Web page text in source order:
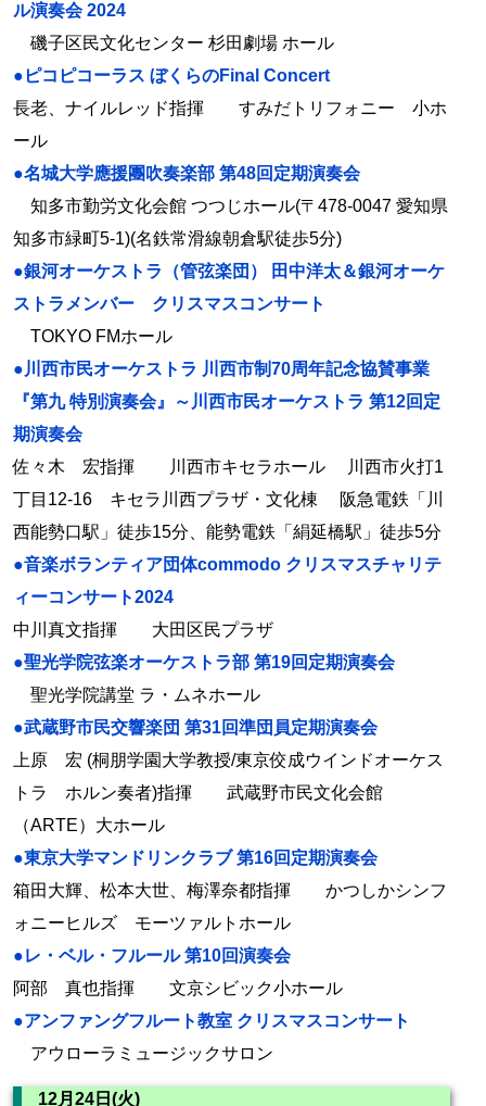
ル演奏会 2024
磯子区民文化センター 杉田劇場 ホール
●ピコピコーラス ぼくらのFinal Concert
長老、ナイルレッド指揮 すみだトリフォニー 小ホ
ール
●名城大学應援團吹奏楽部 第48回定期演奏会
知多市勤労文化会館 つつじホール(〒478-0047 愛知県
知多市緑町5-1)(名鉄常滑線朝倉駅徒歩5分)
●銀河オーケストラ（管弦楽団） 田中洋太＆銀河オーケ
ストラメンバー クリスマスコンサート
TOKYO FMホール
●川西市民オーケストラ 川西市制70周年記念協賛事業
『第九 特別演奏会』～川西市民オーケストラ 第12回定
期演奏会
佐々木 宏指揮 川西市キセラホール 川西市火打1
丁目12-16 キセラ川西プラザ・文化棟 阪急電鉄「川
西能勢口駅」徒歩15分、能勢電鉄「絹延橋駅」徒歩5分
●音楽ボランティア団体commodo クリスマスチャリテ
ィーコンサート2024
中川真文指揮 大田区民プラザ
●聖光学院弦楽オーケストラ部 第19回定期演奏会
聖光学院講堂 ラ・ムネホール
●武蔵野市民交響楽団 第31回準団員定期演奏会
上原 宏 (桐朋学園大学教授/東京佼成ウインドオーケス
トラ ホルン奏者)指揮 武蔵野市民文化会館
（ARTE）大ホール
●東京大学マンドリンクラブ 第16回定期演奏会
箱田大輝、松本大世、梅澤奈都指揮 かつしかシンフ
ォニーヒルズ モーツァルトホール
●レ・ベル・フルール 第10回演奏会
阿部 真也指揮 文京シビック小ホール
●アンファングフルート教室 クリスマスコンサート
アウローラミュージックサロン
12月24日(火)